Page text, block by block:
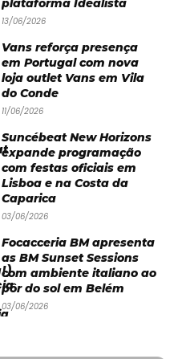
plataforma Idealista
13/06/2026
Vans reforça presença
em Portugal com nova
loja outlet Vans em Vila
do Conde
11/06/2026
Suncébeat New Horizons
expande programação
com festas oficiais em
Lisboa e na Costa da
Caparica
03/06/2026
Focacceria BM apresenta
as BM Sunset Sessions
com ambiente italiano ao
pôr do sol em Belém
03/06/2026